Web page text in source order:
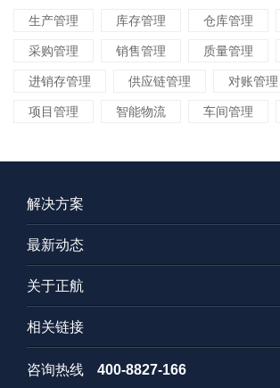
生产管理 库存管理 仓库管理
采购管理 销售管理 质量管理
进销存管理 供应链管理 对账管理
项目管理 智能物流 车间管理
解决方案
最新动态
关于正航
相关链接
咨询热线 400-8827-166